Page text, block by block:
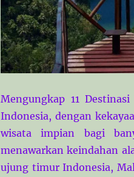
Mengungkap 11
Indonesia, dengan
wisata impian bagi
menawarkan keindahan
ujung timur Indonesia,